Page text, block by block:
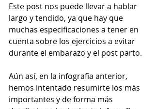
Este post nos puede llevar a hablar
largo y tendido, ya que hay que
muchas especificaciones a tener en
cuenta sobre los ejercicios a evitar
durante el embarazo y el post parto.
Aún así, en la infografía anterior,
hemos intentado resumirte los más
importantes y de forma más